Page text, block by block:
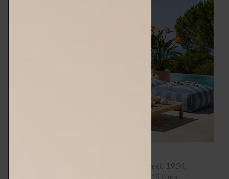
Poltrona lounge Crate, design Gerrit Rietveld, 1934,